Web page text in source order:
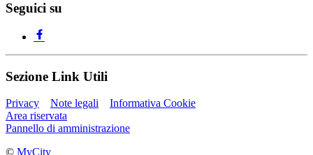
Seguici su
Sezione Link Utili
Privacy Note legali
Informativa Cookie
Area riservata
Pannello di amministrazione
© MyCity